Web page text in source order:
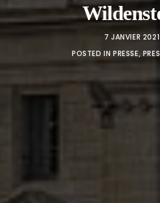
7 JANVIER 2021
POSTED IN PRESSE,